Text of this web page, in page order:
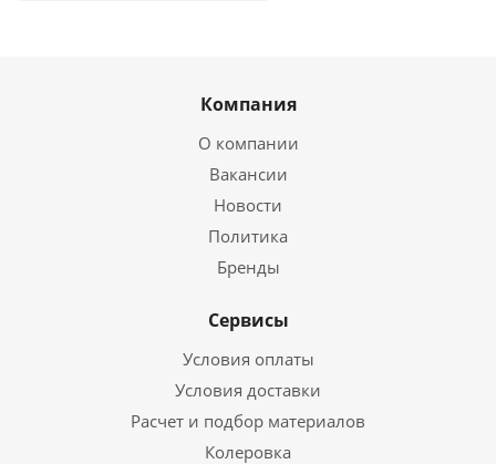
Компания
О компании
Вакансии
Новости
Политика
Бренды
Сервисы
Условия оплаты
Условия доставки
Расчет и подбор материалов
Колеровка